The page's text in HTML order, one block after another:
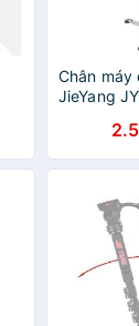
Chân máy
JieYang